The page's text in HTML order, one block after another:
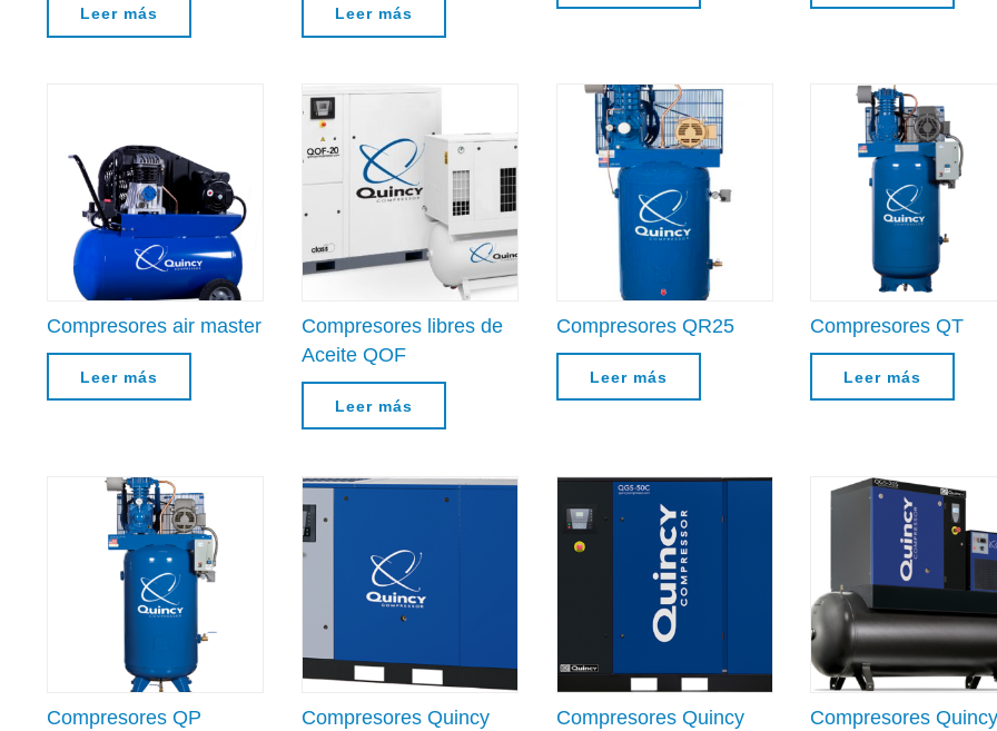
Leer más Leer más
Compresores air master
Leer más
Compresores libres de
Aceite QOF
Leer más
Compresores QR25
Leer más
Compresores QT
Leer más
Compresores QP
Compresores Quincy
Compresores Quincy
Compresores